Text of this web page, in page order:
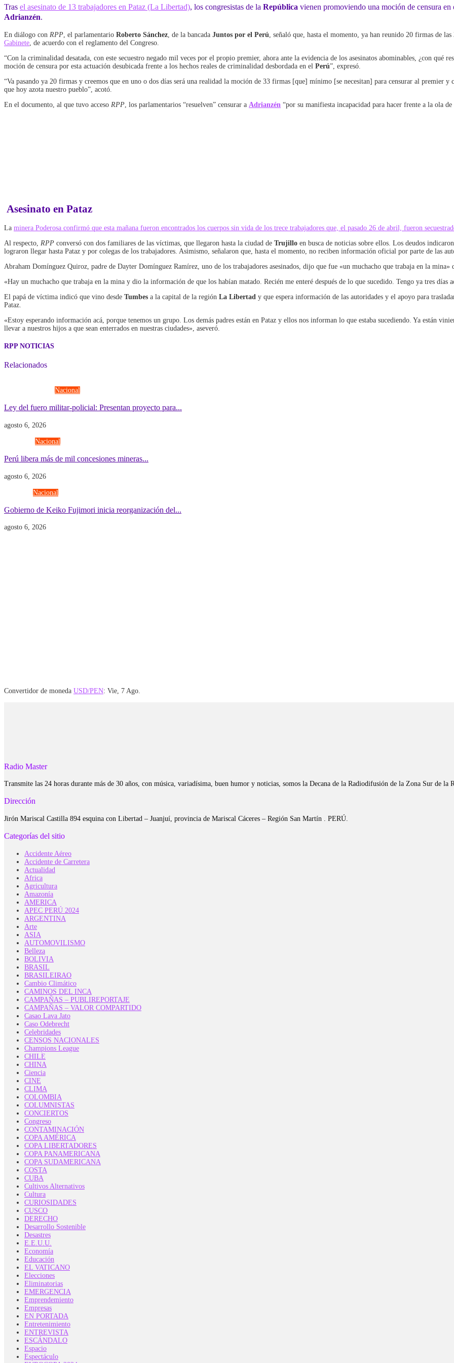
Tras el asesinato de 13 trabajadores en Pataz (La Libertad), los congresistas de la República vienen promoviendo una moción de censura en
Adrianzén.
En diálogo con RPP , el parlamentario Roberto Sánchez , de la bancada Juntos por el Perú , señaló que, hasta el momento, ya han reunido 20 firmas de
Gabinete , de acuerdo con el reglamento del Congreso.
“Con la criminalidad desatada, con este secuestro negado mil veces por el propio premier, ahora ante la evidencia de los asesinatos abominables, ¿con qué
moción de censura por esta actuación desubicada frente a los hechos reales de criminalidad desbordada en el Perú”, expresó.
“Va pasando ya 20 firmas y creemos que en uno o dos días será una realidad la moción de 33 firmas [que] mínimo [se necesitan] para censurar al premier
que hoy azota nuestro pueblo”, acotó.
En el documento, al que tuvo acceso RPP , los parlamentarios “resuelven” censurar a Adrianzén “por su manifiesta incapacidad para hacer frente a la ola
Asesinato en Pataz
La minera Poderosa confirmó que esta mañana fueron encontrados los cuerpos sin vida de los trece trabajadores que, el pasado 26 de abril, fueron
Al respecto, RPP conversó con dos familiares de las víctimas, que llegaron hasta la ciudad de Trujillo en busca de noticias sobre ellos. Los deudos
lograron llegar hasta Pataz y por colegas de los trabajadores. Asimismo, señalaron que, hasta el momento, no reciben información oficial por parte de las
Abraham Domínguez Quiroz, padre de Dayter Domínguez Ramírez, uno de los trabajadores asesinados, dijo que fue «un muchacho que trabaja en la
«Hay un muchacho que trabaja en la mina y dio la información de que los habían matado. Recién me enteré después de lo que sucedido. Tengo ya tres días
El papá de víctima indicó que vino desde Tumbes a la capital de la región La Libertad y que espera información de las autoridades y el apoyo para
Pataz.
«Estoy esperando información acá, porque tenemos un grupo. Los demás padres están en Pataz y ellos nos informan lo que estaba sucediendo. Ya están
llevar a nuestros hijos a que sean enterrados en nuestras ciudades», aseveró.
RPP NOTICIAS
Relacionados
Nacional
Ley del fuero militar-policial: Presentan proyecto para...
agosto 6, 2026
Nacional
Perú libera más de mil concesiones mineras...
agosto 6, 2026
Nacional
Gobierno de Keiko Fujimori inicia reorganización del...
agosto 6, 2026
Convertidor de moneda USD/PEN: Vie, 7 Ago.
Radio Master
Transmite las 24 horas durante más de 30 años, con música, variadísima, buen humor y noticias, somos la Decana de la Radiodifusión de la Zona Sur de la
Dirección
Jirón Mariscal Castilla 894 esquina con Libertad – Juanjuí, provincia de Mariscal Cáceres – Región San Martín . PERÚ.
Categorías del sitio
Accidente Aéreo
Accidente de Carretera
Actualidad
Africa
Agricultura
Amazonía
AMERICA
APEC PERÚ 2024
ARGENTINA
Arte
ASIA
AUTOMOVILISMO
Belleza
BOLIVIA
BRASIL
BRASILEIRAO
Cambio Climático
CAMINOS DEL INCA
CAMPAÑAS – PUBLIREPORTAJE
CAMPAÑAS – VALOR COMPARTIDO
Casao Lava Jato
Caso Odebrecht
Celebridades
CENSOS NACIONALES
Champions League
CHILE
CHINA
Ciencia
CINE
CLIMA
COLOMBIA
COLUMNISTAS
CONCIERTOS
Congreso
CONTAMINACIÓN
COPA AMÉRICA
COPA LIBERTADORES
COPA PANAMERICANA
COPA SUDAMERICANA
COSTA
CUBA
Cultivos Alternativos
Cultura
CURIOSIDADES
CUSCO
DERECHO
Desarrollo Sostenible
Desastres
E.E.U.U.
Economía
Educación
EL VATICANO
Elecciones
Eliminatorias
EMERGENCIA
Emprendemiento
Empresas
EN PORTADA
Entretenimiento
ENTREVISTA
ESCÁNDALO
Espacio
Espectáculo